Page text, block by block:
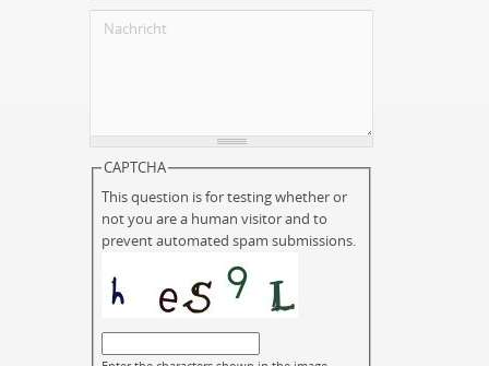
CAPTCHA
This question is for testing whether or
not you are a human visitor and to
prevent automated spam submissions.